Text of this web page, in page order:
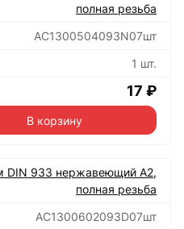
полная резьба
АС1300504093N07шт
1 шт.
17 ₽
В корзину
DIN 933 нержавеющий А2,
полная резьба
АС1300602093D07шт